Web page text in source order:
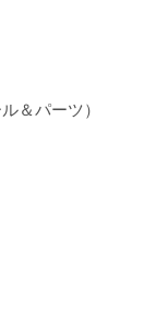
＆パーツ）